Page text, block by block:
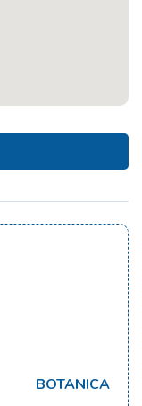
BOTANICA